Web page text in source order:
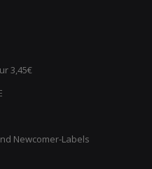
3,45€
Newcomer-Labels